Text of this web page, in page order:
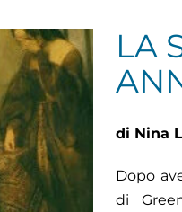
LA
di Nina
Dopo
di